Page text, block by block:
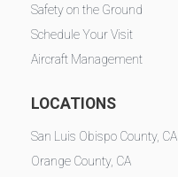
Safety on the Ground
Schedule Your Visit
Aircraft Management
LOCATIONS
San Luis Obispo County, CA
Orange County, CA